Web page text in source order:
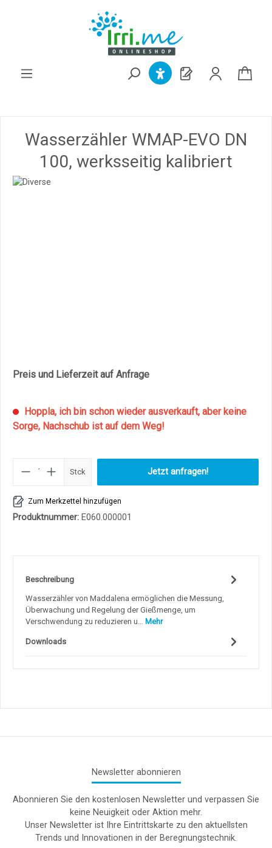
Wasserzähler WMAP-EVO DN
100, werksseitig kalibriert
Preis und Lieferzeit auf Anfrage
Hoppla, ich bin schon wieder ausverkauft, aber keine
Sorge, Nachschub ist auf dem Weg!
Produkt Anzahl: Gib den
Stck Jetzt anfragen!
Zum Merkzettel hinzufügen
Produktnummer: E060.000001
Beschreibung
Wasserzähler von Maddalena ermöglichen die Messung,
Überwachung und Regelung der Gießmenge, um
Verschwendung zu reduzieren u…
Mehr
Downloads
Newsletter abonnieren
Abonnieren Sie den kostenlosen Newsletter und verpassen Sie
keine Neuigkeit oder Aktion mehr.
Unser Newsletter ist Ihre Eintrittskarte zu den aktuellsten
Trends und Innovationen in der Beregnungstechnik.